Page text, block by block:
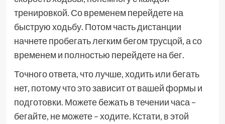
тренировкой. Со временем перейдете на
быструю ходьбу. Потом часть дистанции
начнете пробегать легким бегом трусцой, а со
временем и полностью перейдете на бег.
Точного ответа, что лучше, ходить или бегать
нет, потому что это зависит от вашей формы и
подготовки. Можете бежать в течении часа –
бегайте, не можете – ходите. Кстати, в этой